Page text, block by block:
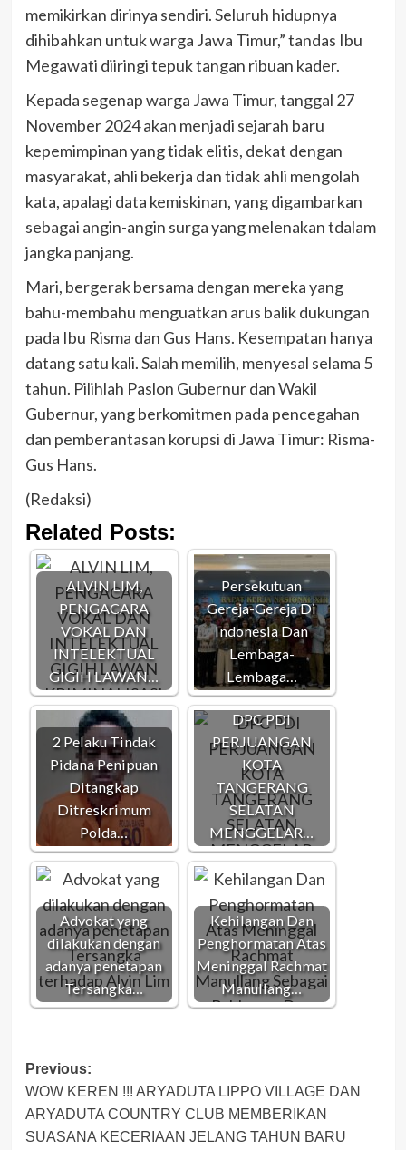
memikirkan dirinya sendiri. Seluruh hidupnya
dihibahkan untuk warga Jawa Timur,” tandas Ibu
Megawati diiringi tepuk tangan ribuan kader.
Kepada segenap warga Jawa Timur, tanggal 27
November 2024 akan menjadi sejarah baru
kepemimpinan yang tidak elitis, dekat dengan
masyarakat, ahli bekerja dan tidak ahli mengolah
kata, apalagi data kemiskinan, yang digambarkan
sebagai angin-angin surga yang melenakan tdalam
jangka panjang.
Mari, bergerak bersama dengan mereka yang
bahu-membahu menguatkan arus balik dukungan
pada Ibu Risma dan Gus Hans. Kesempatan hanya
datang satu kali. Salah memilih, menyesal selama 5
tahun. Pilihlah Paslon Gubernur dan Wakil
Gubernur, yang berkomitmen pada pencegahan
dan pemberantasan korupsi di Jawa Timur: Risma-
Gus Hans.
(Redaksi)
Related Posts:
ALVIN LIM,
PENGACARA
VOKAL DAN
INTELEKTUAL
GIGIH LAWAN…
Persekutuan
Gereja-Gereja Di
Indonesia Dan
Lembaga-
Lembaga…
2 Pelaku Tindak
Pidana Penipuan
Ditangkap
Ditreskrimum
Polda…
DPC PDI
PERJUANGAN
KOTA
TANGERANG
SELATAN
MENGGELAR…
Advokat yang
dilakukan dengan
adanya penetapan
Tersangka…
Kehilangan Dan
Penghormatan Atas
Meninggal Rachmat
Manullang…
Post
navigation
Previous:
WOW KEREN !!! ARYADUTA LIPPO VILLAGE DAN
ARYADUTA COUNTRY CLUB MEMBERIKAN
SUASANA KECERIAAN JELANG TAHUN BARU